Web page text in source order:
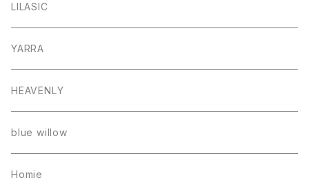
LILASIC
YARRA
HEAVENLY
blue willow
Homie